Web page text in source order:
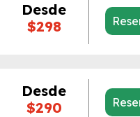
Desde
$298
Desde
$290